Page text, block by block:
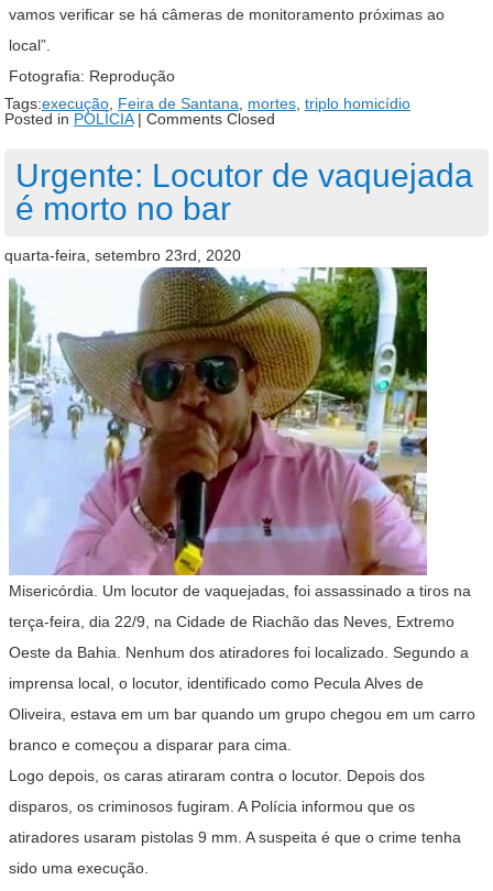
vamos verificar se há câmeras de monitoramento próximas ao
local”.
Fotografia: Reprodução
Tags:execução Feira de Santana mortes triplo homicídio
Posted in POLÍCIA| Comments Closed
Urgente: Locutor de vaquejada
é morto no bar
quarta-feira, setembro 23rd, 2020
Misericórdia. Um locutor de vaquejadas, foi assassinado a tiros na
terça-feira, dia 22/9, na Cidade de Riachão das Neves, Extremo
Oeste da Bahia. Nenhum dos atiradores foi localizado. Segundo a
imprensa local, o locutor, identificado como Pecula Alves de
Oliveira, estava em um bar quando um grupo chegou em um carro
branco e começou a disparar para cima.
Logo depois, os caras atiraram contra o locutor. Depois dos
disparos, os criminosos fugiram. A Polícia informou que os
atiradores usaram pistolas 9 mm. A suspeita é que o crime tenha
sido uma execução.